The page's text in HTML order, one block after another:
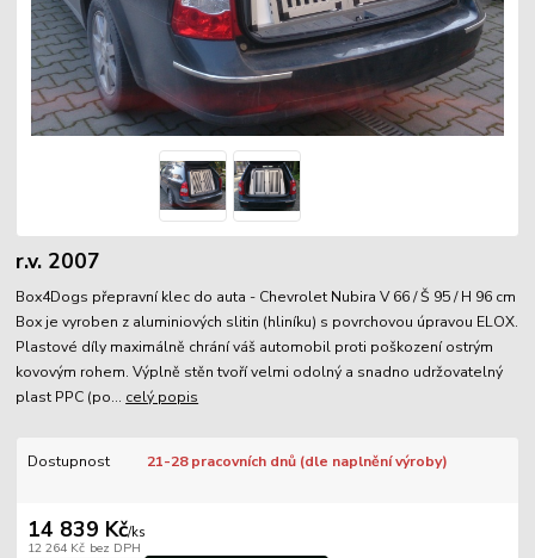
r.v. 2007
Box4Dogs přepravní klec do auta - Chevrolet Nubira V 66 / Š 95 / H 96 cm
Box je vyroben z aluminiových slitin (hliníku) s povrchovou úpravou ELOX.
Plastové díly maximálně chrání váš automobil proti poškození ostrým
kovovým rohem. Výplně stěn tvoří velmi odolný a snadno udržovatelný
plast PPC (po... celý popis
Dostupnost 21-28 pracovních dnů (dle naplnění výroby)
14 839 Kč/ks
12 264 Kč bez DPH